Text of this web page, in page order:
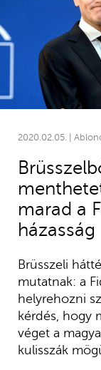
2020.02.05. |
marad a
házasság
Brüsszeli
mutatnak: a
helyrehozni
kérdés, hogy
véget a
kulisszák